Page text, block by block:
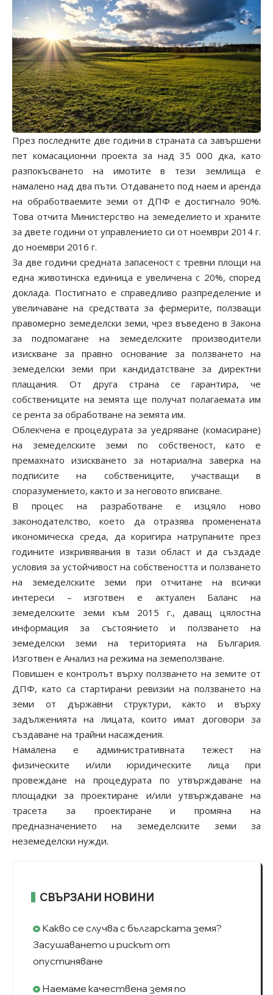
През последните две години в страната са завършени
пет комасационни проекта за над 35 000 дка, като
разпокъсването на имотите в тези землища е
намалено над два пъти. Отдаването под наем и аренда
на обработваемите земи от ДПФ е достигнало 90%.
Това отчита Министерство на земеделието и храните
за двете години от управлението си от ноември 2014 г.
до ноември 2016 г.
За две години средната запасеност с тревни площи на
една животинска единица е увеличена с 20%, според
доклада. Постигнато е справедливо разпределение и
увеличаване на средствата за фермерите, ползващи
правомерно земеделски земи, чрез въведено в Закона
за подпомагане на земеделските производители
изискване за правно основание за ползването на
земеделски земи при кандидатстване за директни
плащания. От друга страна се гарантира, че
собствениците на земята ще получат полагаемата им
се рента за обработване на земята им.
Облекчена е процедурата за уедряване (комасиране)
на земеделските земи по собственост, като е
премахнато изискването за нотариална заверка на
подписите на собствениците, участващи в
споразумението, както и за неговото вписване.
В процес на разработване е изцяло ново
законодателство, което да отразява променената
икономическа среда, да коригира натрупаните през
годините изкривявания в тази област и да създаде
условия за устойчивост на собствеността и ползването
на земеделските земи при отчитане на всички
интереси – изготвен е актуален Баланс на
земеделските земи към 2015 г., даващ цялостна
информация за състоянието и ползването на
земеделски земи на територията на България.
Изготвен е Анализ на режима на земеползване.
Повишен е контролът върху ползването на земите от
ДПФ, като са стартирани ревизии на ползването на
земи от държавни структури, както и върху
задълженията на лицата, които имат договори за
създаване на трайни насаждения.
Намалена е административната тежест на
физическите и/или юридическите лица при
провеждане на процедурата по утвърждаване на
площадки за проектиране и/или утвърждаване на
трасета за проектиране и промяна на
предназначението на земеделските земи за
неземеделски нужди.
СВЪРЗАНИ НОВИНИ
Какво се случва с българската земя?
Засушаването и рискът от
опустиняване
Наемаме качествена земя по